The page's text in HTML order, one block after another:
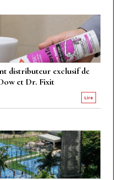
distributeur exclusif de
et Dr. Fixit
Lire